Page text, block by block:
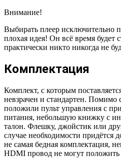
Внимание!
Выбирать плеер
плохая идея! Он всё время будет
практически никто никогда не
Комплектация
Комплект, с которым
невзрачен и стандартен. Помимо
положили пульт управления с
питания, небольшую книжку с
талон. Флешку, джойстик или
случае необходимости придётся
не самая бедная комплектация,
HDMI провод не могут положить